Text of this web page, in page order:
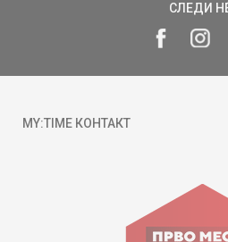
СЛЕДИ
MY:TIME КОНТАКТ
ул. Гоце Николовски